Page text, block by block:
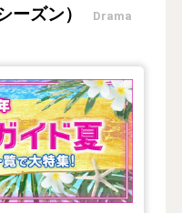
ーズン） Drama
イド